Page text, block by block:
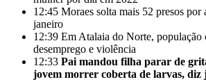
12:45 Moraes solta mais 52 presos por
janeiro
12:39 Em Atalaia do Norte, população
desemprego e violência
12:33 Pai mandou filha parar de
jovem morrer coberta de larvas, diz